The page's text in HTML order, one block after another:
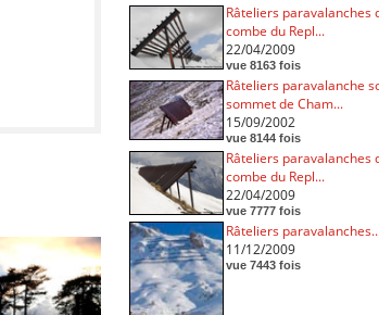
Râteliers paravalanches
combe du Repl...
22/04/2009
vue 8163 fois
Râteliers paravalanche
sommet de Cham...
15/09/2002
vue 8144 fois
Râteliers paravalanches
combe du Repl...
22/04/2009
vue 7777 fois
Râteliers
11/12/2009
vue 7443 fois